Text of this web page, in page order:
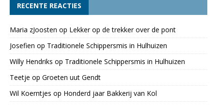
RECENTE REACTIES
Maria zJoosten op Lekker op de trekker over de pont
Josefien op Traditionele Schippersmis in Hulhuizen
Willy Hendriks op Traditionele Schippersmis in Hulhuizen
Teetje op Groeten uut Gendt
Wil Koerntjes op Honderd jaar Bakkerij van Kol